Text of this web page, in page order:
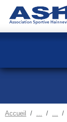
Accueil
Panneau de